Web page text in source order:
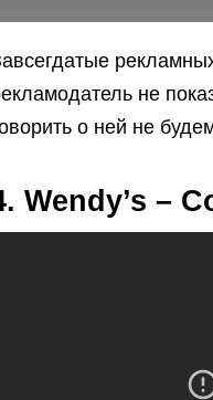
не
о ней не
Wendy’s –